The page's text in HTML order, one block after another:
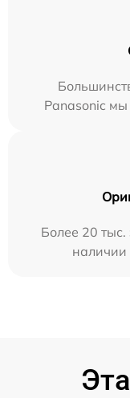
Panasonic мы
Более 20 тыс.
наличии